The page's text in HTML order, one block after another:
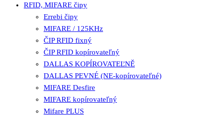
RFID, MIFARE čipy
Errebi čipy
MIFARE / 125KHz
ČIP RFID fixný
ČIP RFID kopírovateľný
DALLAS KOPÍROVATEĽNĚ
DALLAS PEVNÉ (NE-kopírovateľné)
MIFARE Desfire
MIFARE kopírovateľný
Mifare PLUS